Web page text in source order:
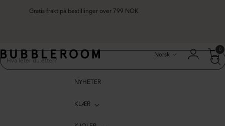
Gratis frakt på bestillinger over 799 NOK
Norsk
0
NYHETER
KLÆR